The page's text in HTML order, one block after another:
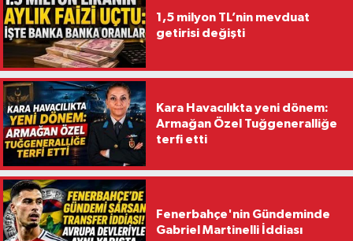
1,5 milyon TL’nin mevduat
getirisi değişti
Kara Havacılıkta yeni dönem:
Armağan Özel Tuğgeneralliğe
terfi etti
Fenerbahçe'nin Gündeminde
Gabriel Martinelli İddiası